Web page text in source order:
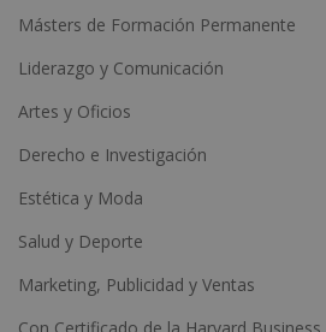
Másters de Formación Permanente
Liderazgo y Comunicación
Artes y Oficios
Derecho e Investigación
Estética y Moda
Salud y Deporte
Marketing, Publicidad y Ventas